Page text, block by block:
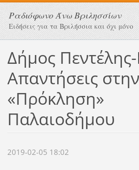
Ραδιόφωνο Άνω Βριλησσίων
Ειδήσεις για τα Βριλήσσια και όχι μόνο
Δήμος
Απαντήσεις στην
«Πρόκληση»
Παλαιοδήμου
2019-02-05 18:02